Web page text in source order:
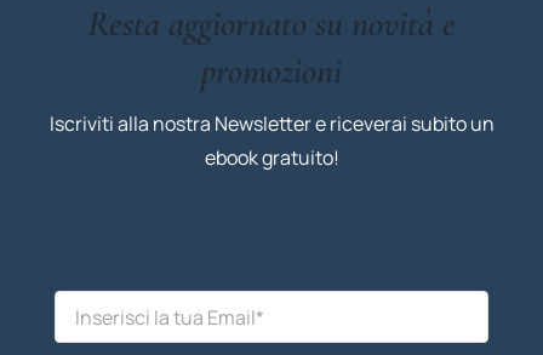
Resta aggiornato su novità e
promozioni
Iscriviti alla nostra Newsletter e riceverai subito un
ebook gratuito!